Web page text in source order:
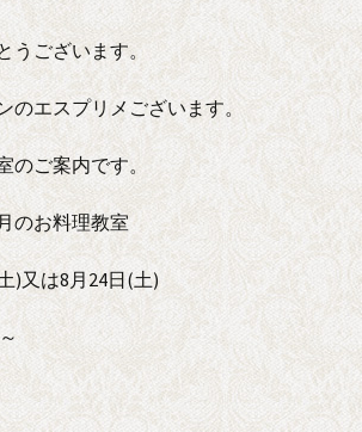
うございます。
のエスプリメございます。
のご案内です。
のお料理教室
)又は8月24日(土)